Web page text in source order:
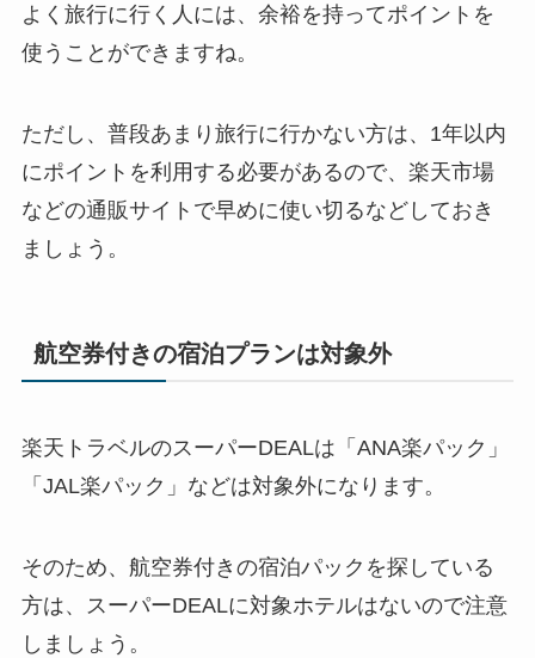
よく旅行に行く人には、余裕を持ってポイントを
使うことができますね。
ただし、普段あまり旅行に行かない方は、1年以内
にポイントを利用する必要があるので、楽天市場
などの通販サイトで早めに使い切るなどしておき
ましょう。
航空券付きの宿泊プランは対象外
楽天トラベルのスーパーDEALは「ANA楽パック」
「JAL楽パック」などは対象外になります。
そのため、航空券付きの宿泊パックを探している
方は、スーパーDEALに対象ホテルはないので注意
しましょう。